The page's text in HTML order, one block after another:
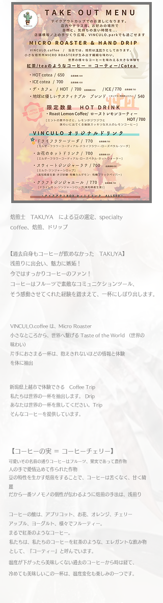
焙煎士 TAKUYA による豆の選定、specialty
coffee、 焙煎、ドリップ
【過去​自身もコーヒーが飲めなかった TAKUYA】
浅煎りに出会い、魅力に嫉妬！
今ではすっかりコーヒーのファン！
​コーヒーはフルーツで素敵なコミュニケションツール、
そう感動させてくれた経験を踏まえて、 一杯にしぼり出します。
VINCULO.coffee は、​Micro Roaster
小さなところから、世界へ繋げる Taste of the World （世界の
味わい）
片手におさまる一杯は、抱えきれないほどの情報と体験
を体に抽出
​新潟県上越市で体験できる Coffee Trip
私たちは世界の一杯を抽出します。 Drip
あなたは世界の一杯を旅してください。Trip
そんなコーヒーを提供しています。
​【コーヒーの実 ＝ コーヒーチェリー】
​可愛いその名前の通りコーヒーはフルーツ、果実であって農作物
​人の手で愛情込めて作られた作物
​豆の特性を生かす焙煎をすることで、コーヒーは苦くなく、甘く綺
麗
​だから一番ソノモノの個性が伝わるように焙煎の手法は、浅煎り
​コーヒーの酸は、アプリコット、お花、オレンジ、チェリー
アップル、ヨーグルト、様々でフルーティー。
まるで紅茶のようなコーヒー。
私たちは、私たちのコーヒーを紅茶のような、エレガントな飲み物
として、『コーティー』と呼んでいます。
​温度が下がったら美味しくない過去のコーヒーから時は経て、
冷めても美味しいこの一杯は、温度変化も楽しみの一つです。